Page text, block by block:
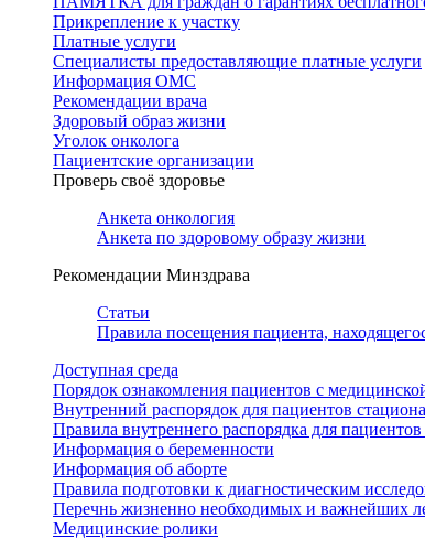
Прикрепление к участку
Платные услуги
Специалисты предоставляющие платные услуги
Информация ОМС
Рекомендации врача
Здоровый образ жизни
Уголок онколога
Пациентские организации
Проверь своё здоровье
Анкета онкология
Анкета по здоровому образу жизни
Рекомендации Минздрава
Статьи
Правила посещения пациента,
Доступная среда
Порядок ознакомления пациентов с
Внутренний распорядок для пациентов
Правила внутреннего распорядка для
Информация о беременности
Информация об аборте
Правила подготовки к диагностическим
Перечнь жизненно необходимых и важнейших
Медицинские ролики